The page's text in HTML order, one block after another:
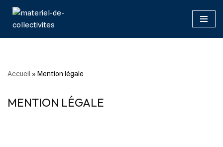
Aller
au
Accueil » Mention légale
MENTION LÉGALE